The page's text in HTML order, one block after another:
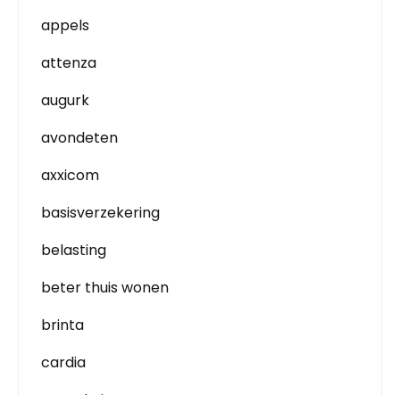
appels
attenza
augurk
avondeten
axxicom
basisverzekering
belasting
beter thuis wonen
brinta
cardia